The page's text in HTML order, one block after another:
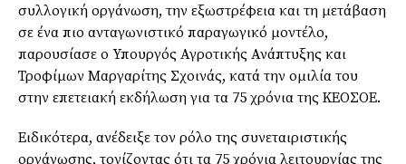
συλλογική οργάνωση, την εξωστρέφεια και τη μετάβαση
σε ένα πιο ανταγωνιστικό παραγωγικό μοντέλο,
παρουσίασε ο Υπουργός Αγροτικής Ανάπτυξης και
Τροφίμων Μαργαρίτης Σχοινάς, κατά την ομιλία του
στην επετειακή εκδήλωση για τα 75 χρόνια της ΚΕΟΣΟΕ.
Ειδικότερα, ανέδειξε τον ρόλο της συνεταιριστικής
οργάνωσης, τονίζοντας ότι τα 75 χρόνια λειτουργίας της